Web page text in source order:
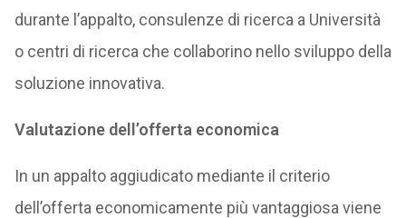
durante l’appalto, consulenze di ricerca a Università
o centri di ricerca che collaborino nello sviluppo della
soluzione innovativa.
Valutazione dell’offerta economica
In un appalto aggiudicato mediante il criterio
dell’offerta economicamente più vantaggiosa viene